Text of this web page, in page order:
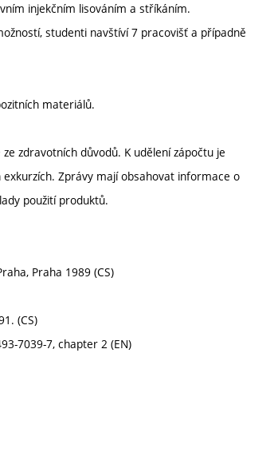
injekčním lisováním a stříkáním.
studenti navštíví 7 pracovišť a případně
materiálů.
zdravotních důvodů. K udělení zápočtu je
Zprávy mají obsahovat informace o
použití produktů.
Praha 1989 (CS)
(CS)
7039-7, chapter 2 (EN)